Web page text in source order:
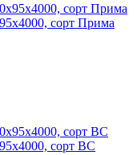
сорт Прима
сорт ВС